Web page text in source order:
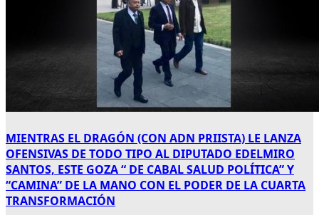
MIENTRAS EL DRAGÓN (CON ADN PRIISTA) LE LANZA
OFENSIVAS DE TODO TIPO AL DIPUTADO EDELMIRO
SANTOS, ESTE GOZA “ DE CABAL SALUD POLÍTICA” Y
“CAMINA” DE LA MANO CON EL PODER DE LA CUARTA
TRANSFORMACIÓN